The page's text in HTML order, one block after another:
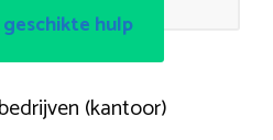
hulp
(kantoor)